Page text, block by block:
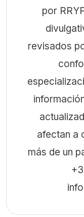
por
revisados
afectan a
más de un